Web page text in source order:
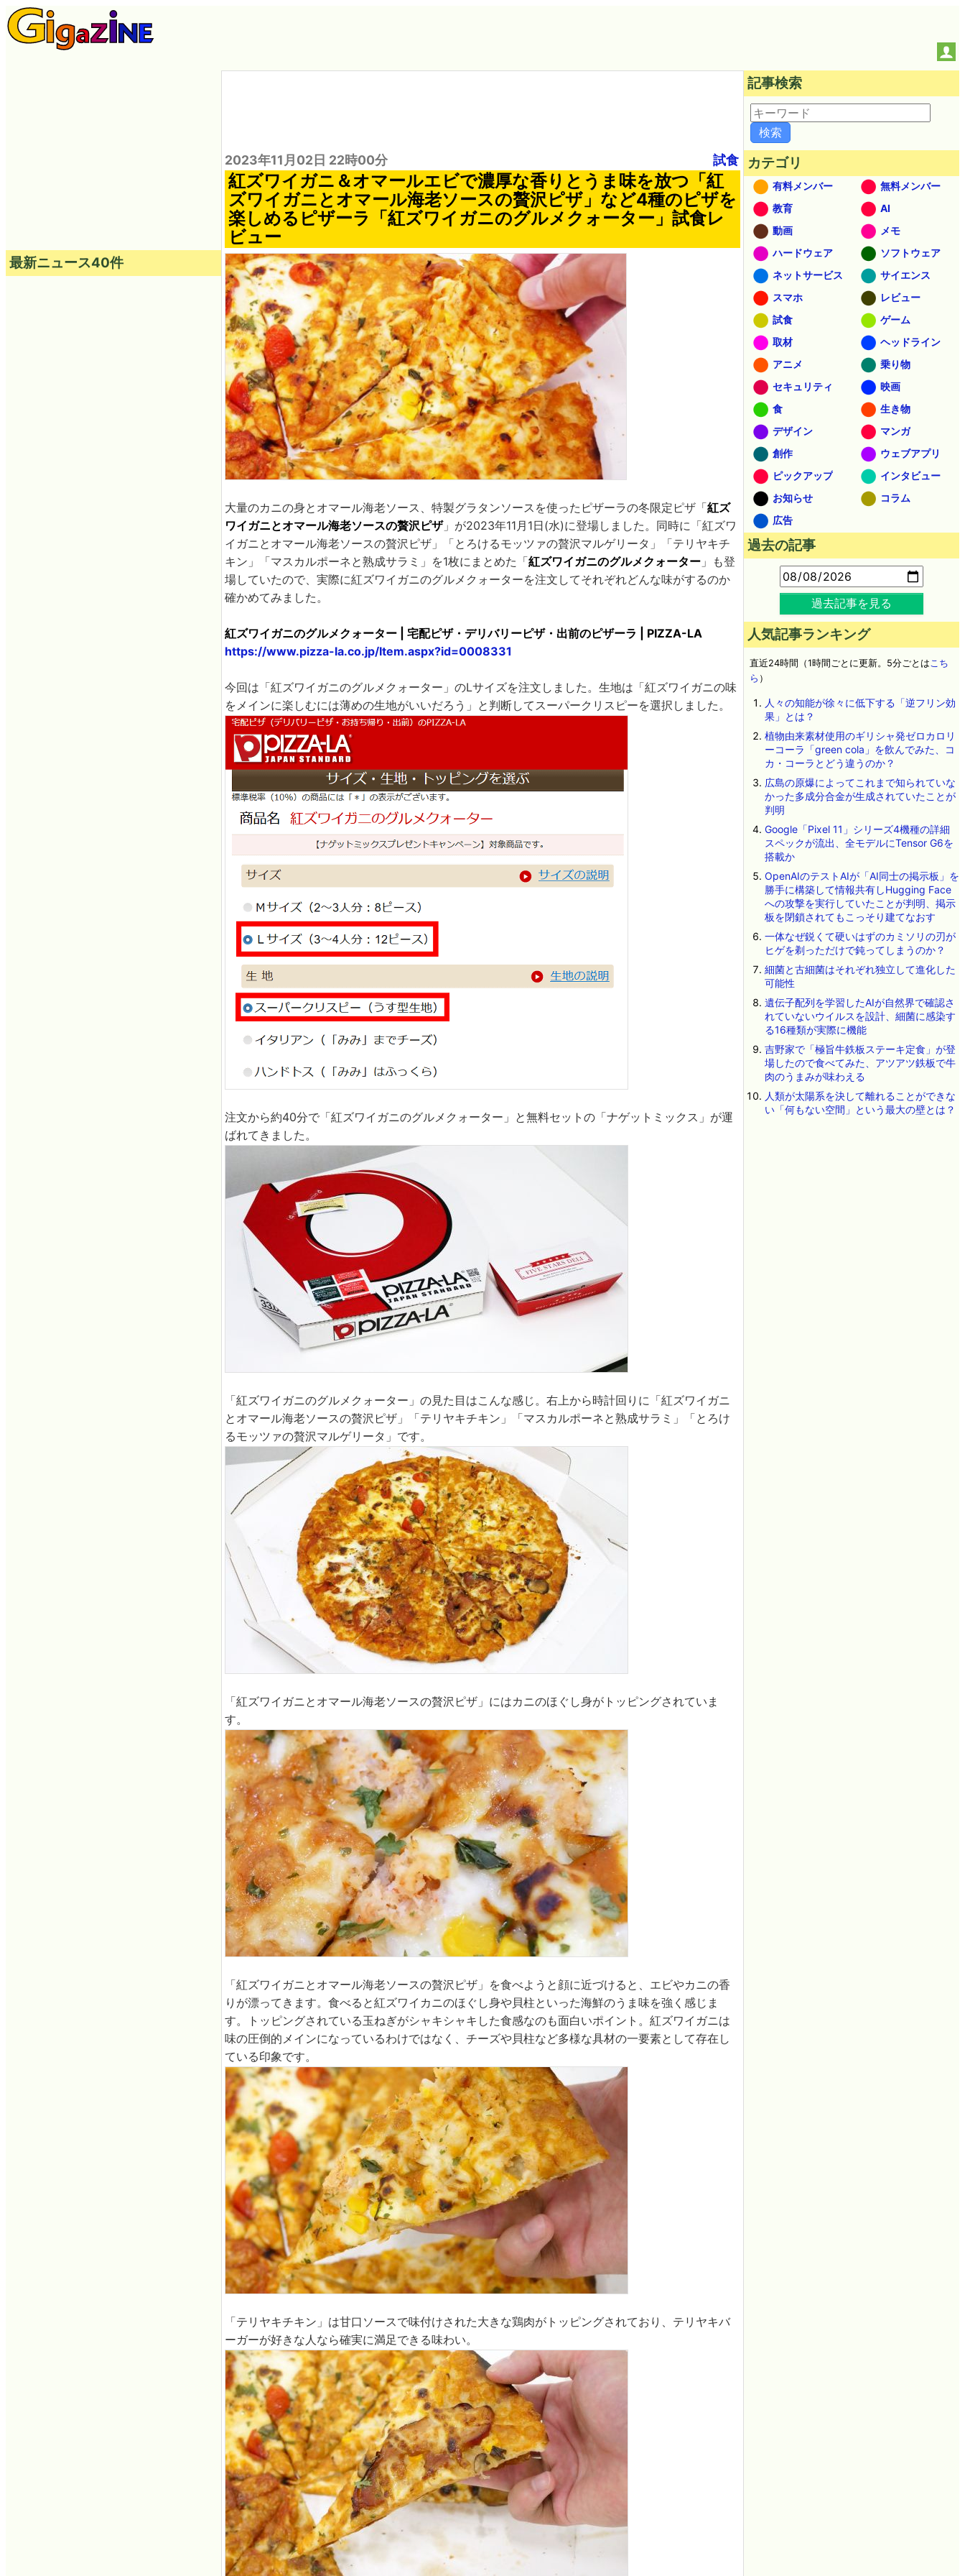
2023年11月02日 22時00分 試食
紅ズワイガニ＆オマールエビで濃厚な香りとうま味を放つ「紅
ズワイガニとオマール海老ソースの贅沢ピザ」など4種のピザを
楽しめるピザーラ「紅ズワイガニのグルメクォーター」試食レ
ビュー
大量のカニの身とオマール海老ソース、特製グラタンソースを使ったピザーラの冬限定ピザ「紅ズ
ワイガニとオマール海老ソースの贅沢ピザ」が2023年11月1日(水)に登場しました。同時に「紅ズワ
イガニとオマール海老ソースの贅沢ピザ」「とろけるモッツァの贅沢マルゲリータ」「テリヤキチ
キン」「マスカルポーネと熟成サラミ」を1枚にまとめた「紅ズワイガニのグルメクォーター 」も登
場していたので、実際に紅ズワイガニのグルメクォーターを注文してそれぞれどんな味がするのか
確かめてみました。
紅ズワイガニのグルメクォーター | 宅配ピザ・デリバリーピザ・出前のピザーラ | PIZZA-LA
https://www.pizza-la.co.jp/Item.aspx?id=0008331
今回は「紅ズワイガニのグルメクォーター」のLサイズを注文しました。生地は「紅ズワイガニの味
をメインに楽しむには薄めの生地がいいだろう」と判断してスーパークリスピーを選択しました。
注文から約40分で「紅ズワイガニのグルメクォーター」と無料セットの「ナゲットミックス」が運
ばれてきました。
「紅ズワイガニのグルメクォーター」の見た目はこんな感じ。右上から時計回りに「紅ズワイガニ
とオマール海老ソースの贅沢ピザ」「テリヤキチキン」「マスカルポーネと熟成サラミ」「とろけ
るモッツァの贅沢マルゲリータ」です。
「紅ズワイガニとオマール海老ソースの贅沢ピザ」にはカニのほぐし身がトッピングされていま
す。
「紅ズワイガニとオマール海老ソースの贅沢ピザ」を食べようと顔に近づけると、エビやカニの香
りが漂ってきます。食べると紅ズワイカニのほぐし身や貝柱といった海鮮のうま味を強く感じま
す。トッピングされている玉ねぎがシャキシャキした食感なのも面白いポイント。紅ズワイガニは
味の圧倒的メインになっているわけではなく、チーズや貝柱など多様な具材の一要素として存在し
ている印象です。
「テリヤキチキン」は甘口ソースで味付けされた大きな鶏肉がトッピングされており、テリヤキバ
ーガーが好きな人なら確実に満足できる味わい。
最新ニュース40件
記事検索
カテゴリ
有料メンバー
無料メンバー
教育
AI
動画
メモ
ハードウェア
ソフトウェア
ネットサービス
サイエンス
スマホ
レビュー
試食
ゲーム
取材
ヘッドライン
アニメ
乗り物
セキュリティ
映画
食
生き物
デザイン
マンガ
創作
ウェブアプリ
ピックアップ
インタビュー
お知らせ
コラム
広告
過去の記事
過去記事を見る
人気記事ランキング
直近24時間（1時間ごとに更新。5分ごとはこち
ら ）
人々の知能が徐々に低下する「逆フリン効
果」とは？
植物由来素材使用のギリシャ発ゼロカロリ
ーコーラ「green cola」を飲んでみた、コ
カ・コーラとどう違うのか？
広島の原爆によってこれまで知られていな
かった多成分合金が生成されていたことが
判明
Google「Pixel 11」シリーズ4機種の詳細
スペックが流出、全モデルにTensor G6を
搭載か
OpenAIのテストAIが「AI同士の掲示板」を
勝手に構築して情報共有しHugging Face
への攻撃を実行していたことが判明、掲示
板を閉鎖されてもこっそり建てなおす
一体なぜ鋭くて硬いはずのカミソリの刃が
ヒゲを剃っただけで鈍ってしまうのか？
細菌と古細菌はそれぞれ独立して進化した
可能性
遺伝子配列を学習したAIが自然界で確認さ
れていないウイルスを設計、細菌に感染す
る16種類が実際に機能
吉野家で「極旨牛鉄板ステーキ定食」が登
場したので食べてみた、アツアツ鉄板で牛
肉のうまみが味わえる
人類が太陽系を決して離れることができな
い「何もない空間」という最大の壁とは？